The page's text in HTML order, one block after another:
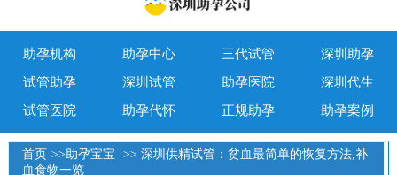
助孕机构 助孕中心 三代试管
深圳助孕
试管助孕
深圳试管 助孕医院
深圳代生
试管医院
助孕代怀 正规助孕 助孕案例
首页 >> 助孕宝宝
>> 深圳供精试管：贫血最简单的恢复方法,补
血食物一览